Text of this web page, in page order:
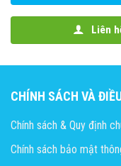
Liên
CHÍNH SÁCH VÀ
Chính sách & Quy định
Chính sách bảo mật